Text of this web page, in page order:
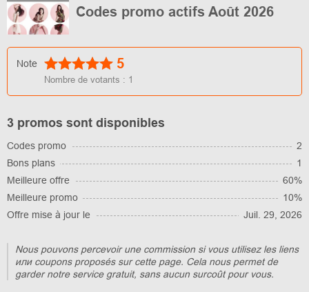
Codes promo actifs Août 2026
Note 5
Nombre de votants : 1
3 promos sont disponibles
Codes promo
2
Bons plans
1
Meilleure offre
60%
Meilleure promo
10%
Offre mise à jour le
Juil. 29, 2026
Nous pouvons percevoir une commission si vous utilisez les liens
или coupons proposés sur cette page. Cela nous permet de
garder notre service gratuit, sans aucun surcoût pour vous.